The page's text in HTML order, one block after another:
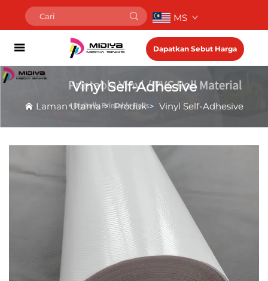
MS
Dapatkan Sebut Harga
Vinyl Self-Adhesive
Laman Utama>Produk> Vinyl Self-Adhesive